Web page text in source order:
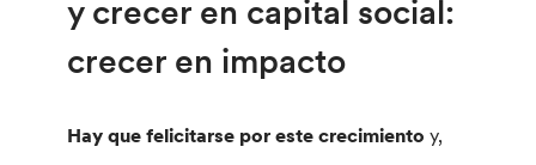
y crecer en capital social:
crecer en impacto
Hay que felicitarse por este crecimiento y,